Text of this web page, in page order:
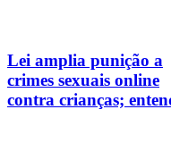
Lei amplia punição a
crimes sexuais online
contra crianças;